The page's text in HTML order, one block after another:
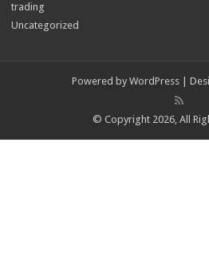
trading
Uncategorized
Powered by WordPress |
© Copyright 2026, All